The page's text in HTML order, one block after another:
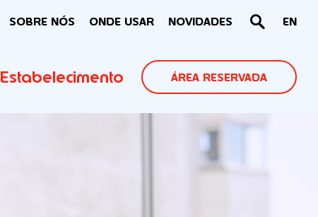
SOBRE NÓS ONDE USAR NOVIDADES EN
Estabelecimento ÁREA RESERVADA